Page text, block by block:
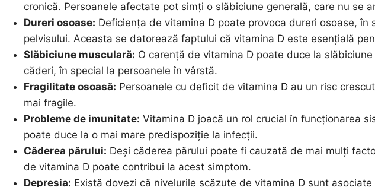
cronică. Persoanele afectate pot simți o slăbiciune generală, care nu se
Dureri osoase: Deficiența de vitamina D poate provoca dureri osoase, în
pelvisului. Aceasta se datorează faptului că vitamina D este esențială
Slăbiciune musculară: O carență de vitamina D poate duce la
căderi, în special la persoanele în vârstă.
Fragilitate osoasă: Persoanele cu deficit de vitamina D au un risc
mai fragile.
Probleme de imunitate: Vitamina D joacă un rol crucial în funcționarea
poate duce la o mai mare predispoziție la infecții.
Căderea părului: Deși căderea părului poate fi cauzată de mai mulți
de vitamina D poate contribui la acest simptom.
Depresia: Există dovezi că nivelurile scăzute de vitamina D sunt